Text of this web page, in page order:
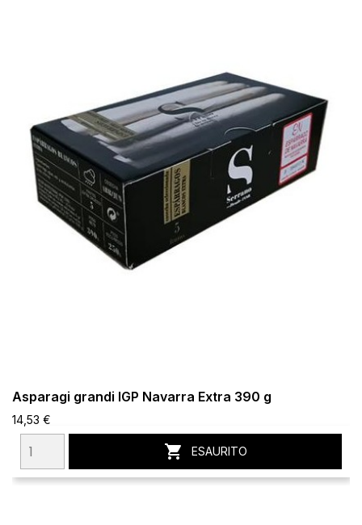
Asparagi grandi IGP Navarra Extra 390 g
14,53 €
 ESAURITO